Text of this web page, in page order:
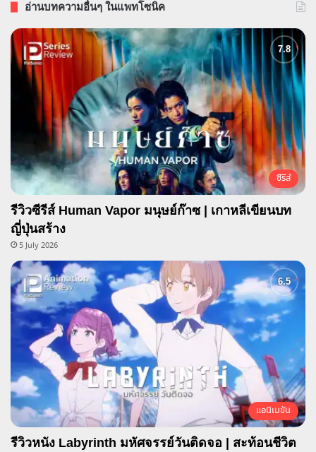
อ่านบทความอื่นๆ ในแพทโซนิค
ซีรีส์
รีวิวซีรีส์ Human Vapor มนุษย์ก๊าซ | เกาหลีเขียนบท
ญี่ปุ่นสร้าง
5 July 2026
แอนิเมชัน
รีวิวหนัง Labyrinth มหัศจรรย์วันติดจอ | สะท้อนชีวิต